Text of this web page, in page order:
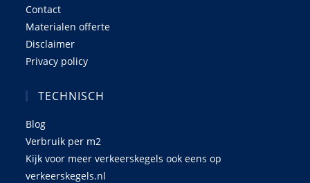
Contact
Materialen offerte
Disclaimer
Privacy policy
TECHNISCH
Blog
Verbruik per m2
Kijk voor meer verkeerskegels ook eens op
verkeerskegels.nl